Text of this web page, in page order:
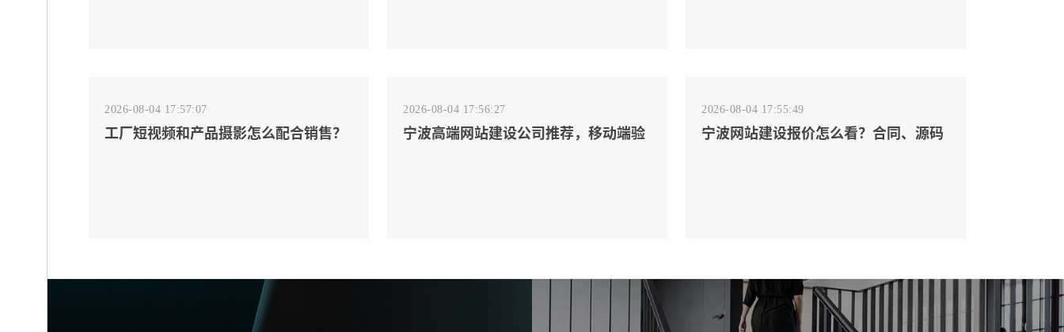
2026-08-04 17:57:07
工厂短视频和产品摄影怎么配合销售？
2026-08-04 17:56:27
宁波高端网站建设公司推荐，移动端验
2026-08-04 17:55:49
宁波网站建设报价怎么看？合同、源码
宁波制造业网站建设公司怎么选？先看